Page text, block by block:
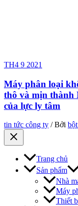
TH4 9 2021
Máy phân loại
thô và mịn thành
của lực ly tâm
tin tức công ty / Bởi
Trang chủ
Sản phẩm
Nhà
Máy
Thiết